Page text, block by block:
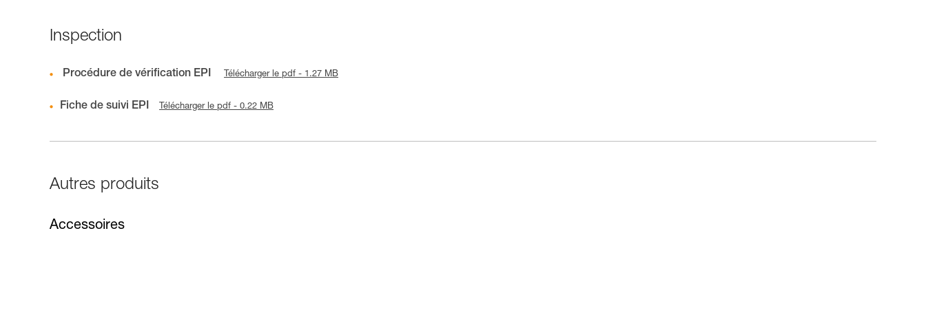
Inspection
Procédure de vérification EPI Télécharger le pdf - 1.27 MB
Fiche de suivi EPI Télécharger le pdf - 0.22 MB
Autres produits
Accessoires